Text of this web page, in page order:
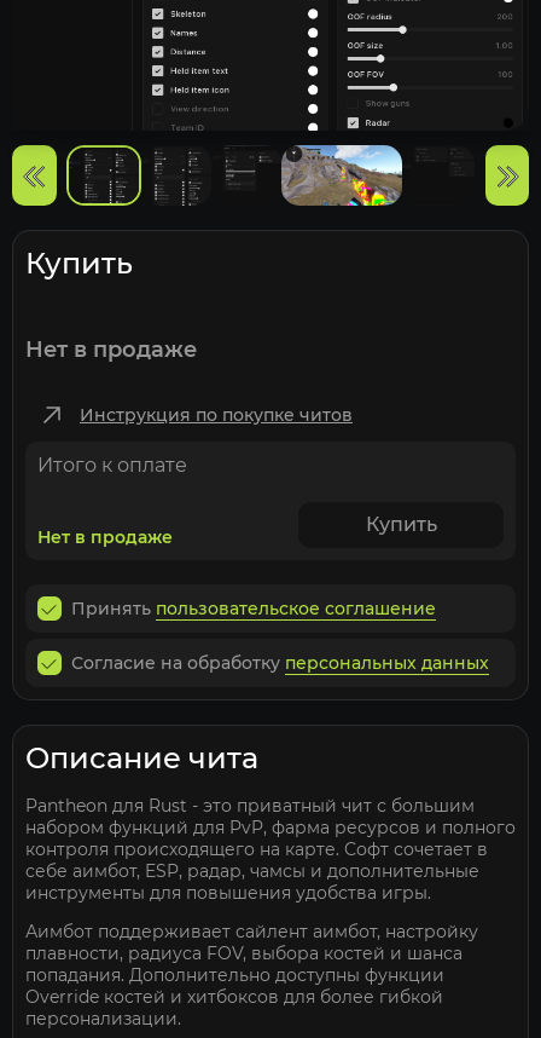
Купить
Нет в продаже
Инструкция по покупке читов
Итого к оплате
Нет в продаже
Купить
Принять пользовательское соглашение
Согласие на обработку персональных данных
Описание чита
Pantheon для Rust - это приватный чит с большим
набором функций для PvP, фарма ресурсов и полного
контроля происходящего на карте. Софт сочетает в
себе аимбот, ESP, радар, чамсы и дополнительные
инструменты для повышения удобства игры.
Аимбот поддерживает сайлент аимбот, настройку
плавности, радиуса FOV, выбора костей и шанса
попадания. Дополнительно доступны функции
Override костей и хитбоксов для более гибкой
персонализации.